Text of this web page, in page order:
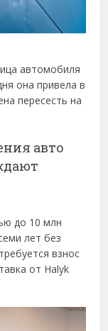
автомобиля
она привела в
пересесть на
авто
до 10 млн
лет без
взнос
от Halyk